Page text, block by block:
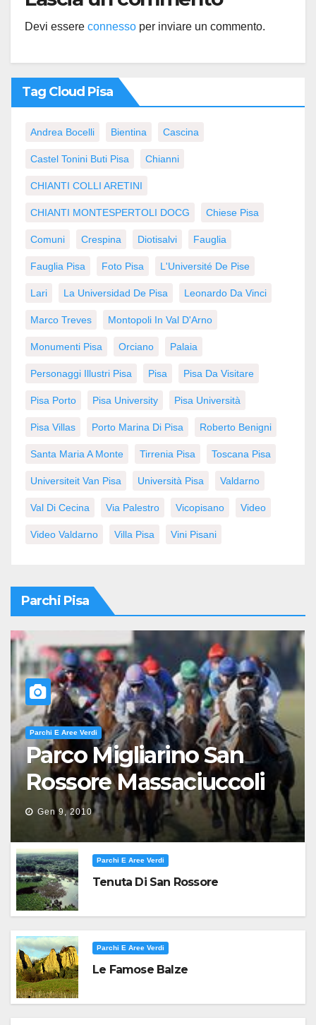
Devi essere connesso per inviare un commento.
Tag Cloud Pisa
Andrea Bocelli Bientina Cascina
Castel Tonini Buti Pisa Chianni
CHIANTI COLLI ARETINI
CHIANTI MONTESPERTOLI DOCG Chiese Pisa
Comuni Crespina Diotisalvi Fauglia
Fauglia Pisa Foto Pisa L'Université De Pise
Lari La Universidad De Pisa Leonardo Da Vinci
Marco Treves Montopoli In Val D'Arno
Monumenti Pisa Orciano Palaia
Personaggi Illustri Pisa Pisa Pisa Da Visitare
Pisa Porto Pisa University Pisa Università
Pisa Villas Porto Marina Di Pisa Roberto Benigni
Santa Maria A Monte Tirrenia Pisa Toscana Pisa
Universiteit Van Pisa Università Pisa Valdarno
Val Di Cecina Via Palestro Vicopisano Video
Video Valdarno Villa Pisa Vini Pisani
Parchi Pisa
Parchi E Aree Verdi
Parco Migliarino San
Rossore Massaciuccoli
Gen 9, 2010
Parchi E Aree Verdi
Tenuta Di San Rossore
Parchi E Aree Verdi
Le Famose Balze